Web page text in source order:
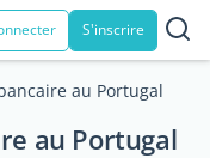
S'inscrire
au Portugal
au Portugal